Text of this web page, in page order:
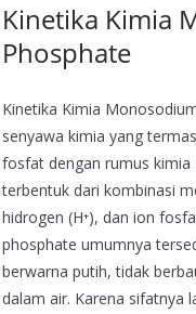
Kinetika Kimia
Phosphate
Kinetika Kimia
senyawa kimia yang
fosfat dengan rumus kimia
terbentuk dari kombinasi
hidrogen (H⁺), dan ion
phosphate umumnya
berwarna putih, tidak
dalam air. Karena sifatnya